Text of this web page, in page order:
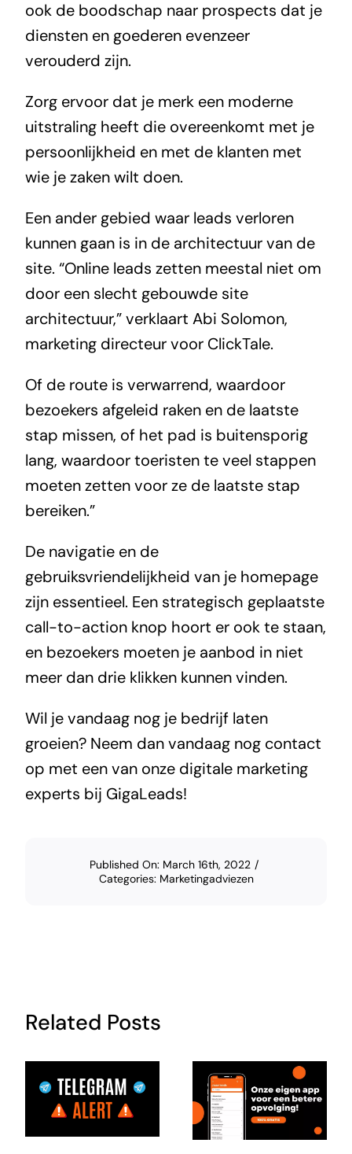
ook de boodschap naar prospects dat je
diensten en goederen evenzeer
verouderd zijn.
Zorg ervoor dat je merk een moderne
uitstraling heeft die overeenkomt met je
persoonlijkheid en met de klanten met
wie je zaken wilt doen.
Een ander gebied waar leads verloren
kunnen gaan is in de architectuur van de
site. “Online leads zetten meestal niet om
door een slecht gebouwde site
architectuur,” verklaart Abi Solomon,
marketing directeur voor ClickTale.
Of de route is verwarrend, waardoor
bezoekers afgeleid raken en de laatste
stap missen, of het pad is buitensporig
lang, waardoor toeristen te veel stappen
moeten zetten voor ze de laatste stap
bereiken.”
De navigatie en de
gebruiksvriendelijkheid van je homepage
zijn essentieel. Een strategisch geplaatste
call-to-action knop hoort er ook te staan,
en bezoekers moeten je aanbod in niet
meer dan drie klikken kunnen vinden.
Wil je vandaag nog je bedrijf laten
groeien? Neem dan vandaag nog contact
op met een van onze digitale marketing
experts bij GigaLeads!
Published On: March 16th, 2022 /
Categories: Marketingadviezen
Related Posts